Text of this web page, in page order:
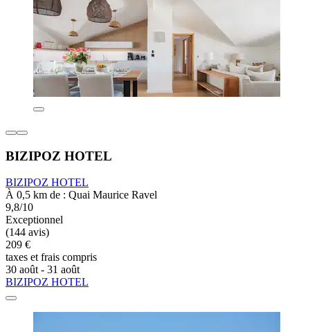
BIZIPOZ HOTEL
BIZIPOZ HOTEL
À 0,5 km de : Quai Maurice Ravel
9,8/10
Exceptionnel
(144 avis)
209 €
taxes et frais compris
30 août - 31 août
BIZIPOZ HOTEL